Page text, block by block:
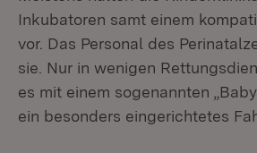
Inkubatoren samt einem
vor. Das Personal des
sie. Nur in wenigen
es mit einem sogenannten
ein besonders eingerichtetes